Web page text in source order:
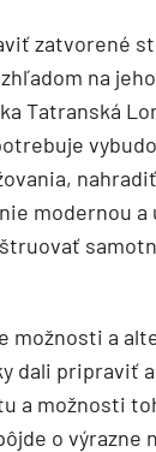
zatvorené
na
Tatranská
modernou a
možnosti a
dali pripraviť
a možnosti
o výrazne